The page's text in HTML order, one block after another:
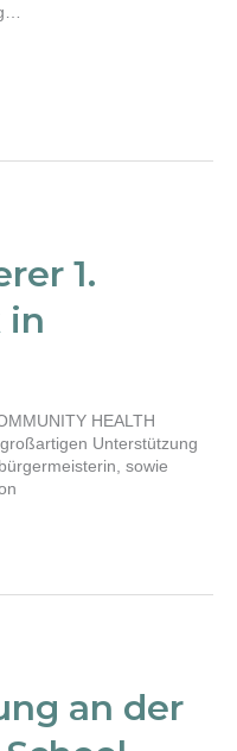
1.
in
HEALTH
Unterstützung
sowie
an der